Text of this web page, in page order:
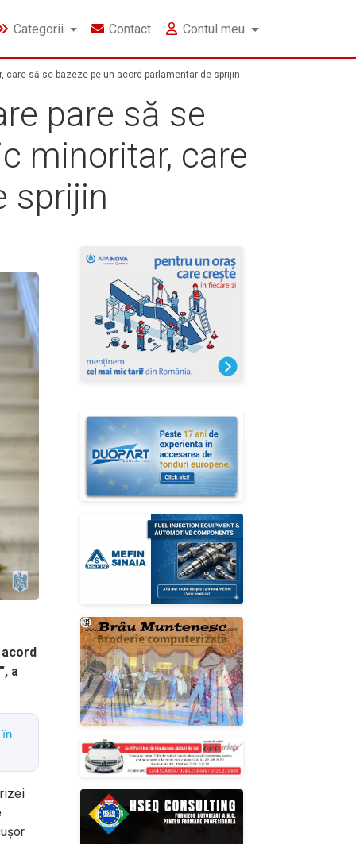
Categorii Contact Contul meu
să se bazeze pe un acord parlamentar de sprijin
pare să se
minoritar, care
sprijin
a
în